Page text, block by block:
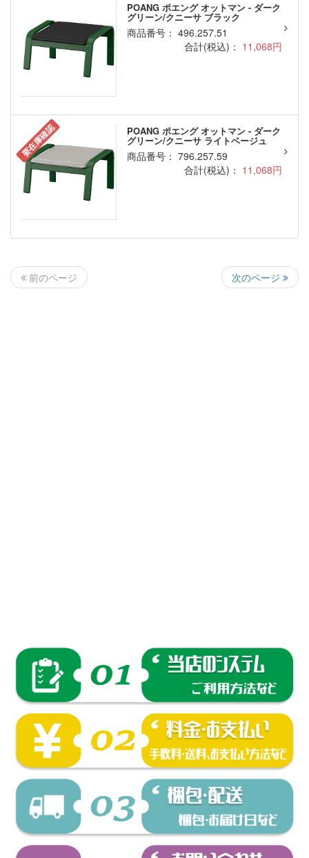
POANG ポエング オットマン - ダーク
グリーン/クニーサ ブラック
商品番号： 496.257.51
合計(税込)： 11,068円
要在庫確認 POANG ポエング オットマン - ダーク
グリーン/クニーサ ライトベージュ
商品番号： 796.257.59
合計(税込)： 11,068円
前のページ 次のページ